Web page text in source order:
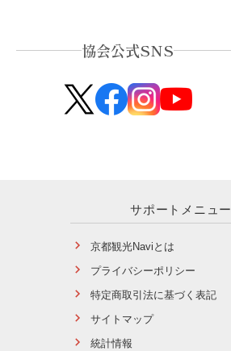
協会公式SNS
サポートメニュー
京都観光Naviとは
プライバシーポリシー
特定商取引法に基づく表記
サイトマップ
統計情報